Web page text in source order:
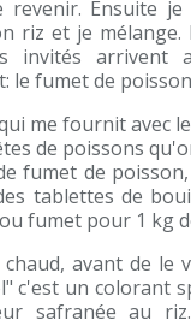
Ensuite
riz et je mélange.
invités arrivent
le fumet de poisson
me fournit avec
de poissons
fumet de
tablettes de
fumet pour 1 kg
avant de le
c'est un colorant
safranée au